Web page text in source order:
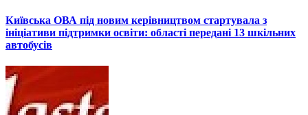
Київська ОВА під новим керівництвом стартувала з
ініціативи підтримки освіти: області передані 13 шкільних
автобусів